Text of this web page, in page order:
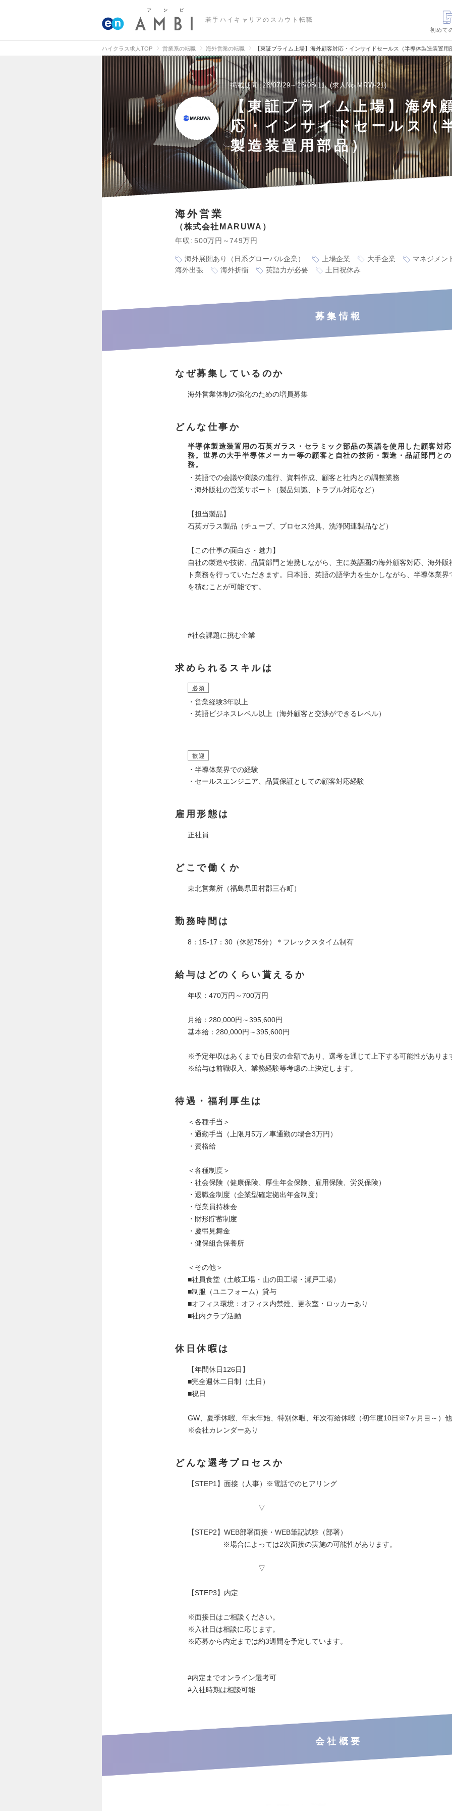
若手ハイキャリアのスカウト転職
初めて
ハイクラス求人TOP 営業系の転職 海外営業の転職 【東証プライム上場】海外顧客対応・インサイドセールス（半導体製造装置用
掲載期間 26/07/29～26/08/11 求人No.MRW-21
【東証プライム上場】海外
応・インサイドセールス（
製造装置用部品）
海外営業
株式会社MARUWA
年収 500万円～749万円
海外展開あり（日系グローバル企業） 上場企業 大手企業
マネジメン
海外出張
海外折衝 英語力が必要 土日祝休み
募集情報
なぜ募集しているのか
海外営業体制の強化のための増員募集
どんな仕事か
半導体製造装置用の石英ガラス・セラミック部品の英語を使用した顧客対
務。世界の大手半導体メーカー等の顧客と自社の技術・製造・品証部門と
務。
・英語での会議や商談の進行、資料作成、顧客と社内との調整業務
・海外販社の営業サポート（製品知識、トラブル対応など）
【担当製品】
石英ガラス製品（チューブ、プロセス治具、洗浄関連製品など）
【この仕事の面白さ・魅力】
自社の製造や技術、品質部門と連携しながら、主に英語圏の海外顧客対応、海外販
ト業務を行っていただきます。日本語、英語の語学力を生かしながら、半導体業界
を積むことが可能です。
#社会課題に挑む企業
求められるスキルは
必須
・営業経験3年以上
・英語ビジネスレベル以上（海外顧客と交渉ができるレベル）
歓迎
・半導体業界での経験
・セールスエンジニア、品質保証としての顧客対応経験
雇用形態は
正社員
どこで働くか
東北営業所（福島県田村郡三春町）
勤務時間は
8：15-17：30（休憩75分）＊フレックスタイム制有
給与はどのくらい貰えるか
年収：470万円～700万円
月給：280,000円～395,600円
基本給：280,000円～395,600円
※予定年収はあくまでも目安の金額であり、選考を通じて上下する可能性がありま
※給与は前職収入、業務経験等考慮の上決定します。
待遇・福利厚生は
＜各種手当＞
・通勤手当（上限月5万／車通勤の場合3万円）
・資格給
＜各種制度＞
・社会保険（健康保険、厚生年金保険、雇用保険、労災保険）
・退職金制度（企業型確定拠出年金制度）
・従業員持株会
・財形貯蓄制度
・慶弔見舞金
・健保組合保養所
＜その他＞
■社員食堂（土岐工場・山の田工場・瀬戸工場）
■制服（ユニフォーム）貸与
■オフィス環境：オフィス内禁煙、更衣室・ロッカーあり
■社内クラブ活動
休日休暇は
【年間休日126日】
■完全週休二日制（土日）
■祝日
GW、夏季休暇、年末年始、特別休暇、年次有給休暇（初年度10日※7ヶ月目～）他
※会社カレンダーあり
どんな選考プロセスか
【STEP1】面接（人事）※電話でのヒアリング
▽
【STEP2】WEB部署面接・WEB筆記試験（部署）
※場合によっては2次面接の実施の可能性があります。
▽
【STEP3】内定
※面接日はご相談ください。
※入社日は相談に応じます。
※応募から内定までは約3週間を予定しています。
#内定までオンライン選考可
#⼊社時期は相談可能
会社概要